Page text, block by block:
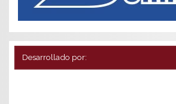
Desarrollado por: